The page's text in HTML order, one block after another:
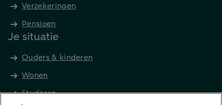
Verzekeringen
Pensioen
Je situatie
Ouders & kinderen
Wonen
Studeren